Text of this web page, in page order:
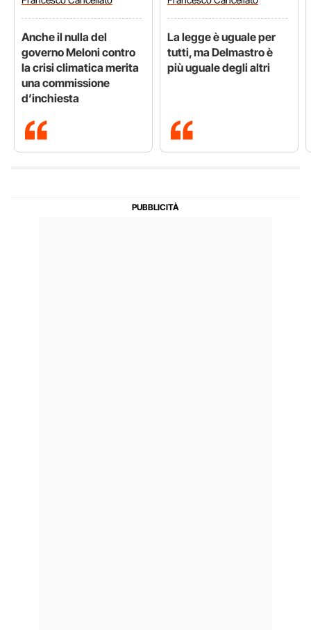
Anche il nulla del
governo Meloni contro
la crisi climatica merita
una commissione
d’inchiesta
La legge è uguale per
tutti, ma Delmastro è
più uguale degli altri